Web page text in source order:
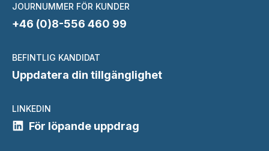
JOURNUMMER FÖR KUNDER
+46 (0)8-556 460 99
BEFINTLIG KANDIDAT
Uppdatera din tillgänglighet
LINKEDIN
För löpande uppdrag